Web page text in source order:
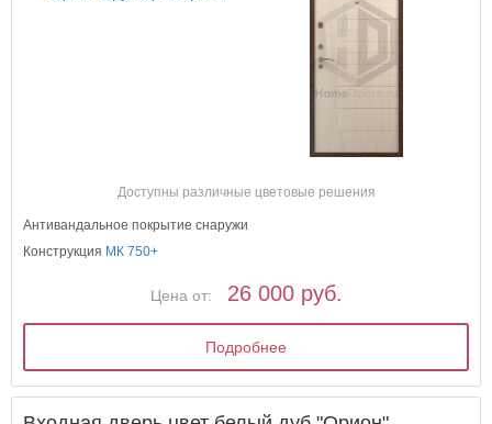
Доступны различные цветовые решения
Антивандальное покрытие снаружи
Конструкция МК 750+
Цена от: 26 000 руб.
Подробнее